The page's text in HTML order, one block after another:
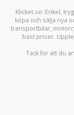
Klicket.se: Enkel,
köpa och sälja nya
transportbilar,
bäst priser.
Tack för att du